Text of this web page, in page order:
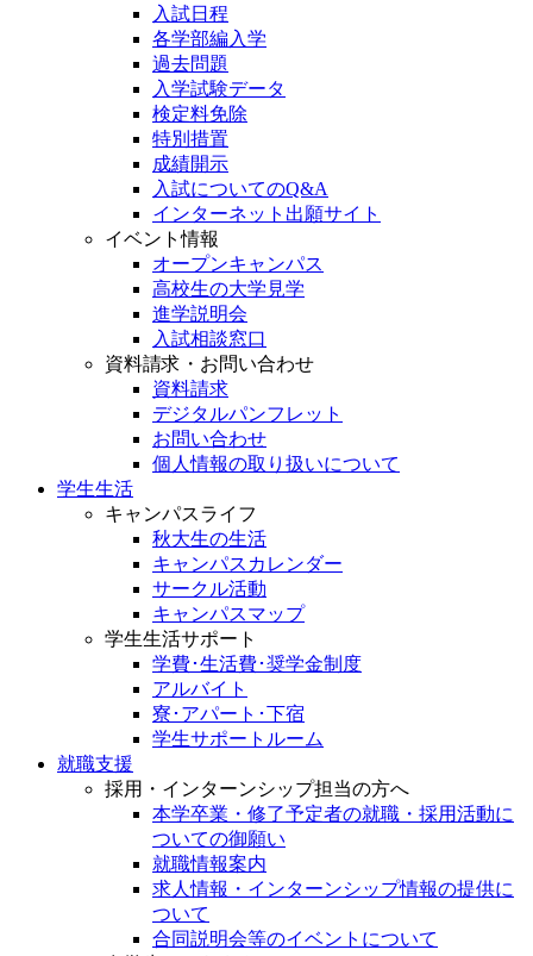
入試日程
各学部編入学
過去問題
入学試験データ
検定料免除
特別措置
成績開示
入試についてのQ&A
インターネット出願サイト
イベント情報
オープンキャンパス
高校生の大学見学
進学説明会
入試相談窓口
資料請求・お問い合わせ
資料請求
デジタルパンフレット
お問い合わせ
個人情報の取り扱いについて
学生生活
キャンパスライフ
秋大生の生活
キャンパスカレンダー
サークル活動
キャンパスマップ
学生生活サポート
学費･生活費･奨学金制度
アルバイト
寮･アパート･下宿
学生サポートルーム
就職支援
採用・インターンシップ担当の方へ
本学卒業・修了予定者の就職・採用活動に
ついての御願い
就職情報案内
求人情報・インターンシップ情報の提供に
ついて
合同説明会等のイベントについて